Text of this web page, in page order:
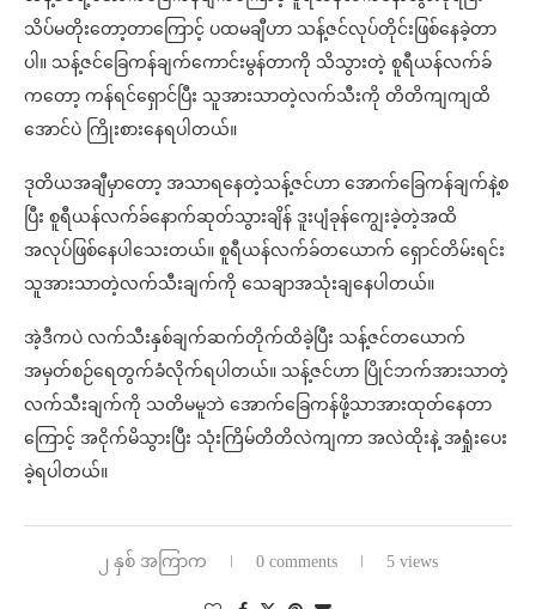
သိပ်မတိုးတော့တာကြောင့် ပထမချီဟာ သန့်ဇင်လုပ်တိုင်းဖြစ်နေခဲ့တာ
ပါ။ သန့်ဇင်ခြေကန်ချက်ကောင်းမွန်တာကို သိသွားတဲ့ စူရီယန်လက်ခ်
ကတော့ ကန်ရင်ရှောင်ပြီး သူအားသာတဲ့လက်သီးကို တိတိကျကျထိ
အောင်ပဲ ကြိုးစားနေရပါတယ်။
ဒုတိယအချီမှာတော့ အသာရနေတဲ့သန့်ဇင်ဟာ အောက်ခြေကန်ချက်နဲ့စ
ပြီး စူရီယန်လက်ခ်နောက်ဆုတ်သွားချိန် ဒူးပျံခုန်ကျွေးခဲ့တဲ့အထိ
အလုပ်ဖြစ်နေပါသေးတယ်။ စူရီယန်လက်ခ်တယောက် ရှောင်တိမ်းရင်း
သူအားသာတဲ့လက်သီးချက်ကို သေချာအသုံးချနေပါတယ်။
အဲ့ဒီကပဲ လက်သီးနှစ်ချက်ဆက်တိုက်ထိခဲ့ပြီး သန့်ဇင်တယောက်
အမှတ်စဉ်ရေတွက်ခံလိုက်ရပါတယ်။ သန့်ဇင်ဟာ ပြိုင်ဘက်အားသာတဲ့
လက်သီးချက်ကို သတိမမူဘဲ အောက်ခြေကန်ဖို့သာအားထုတ်နေတာ
ကြောင့် အငိုက်မိသွားပြီး သုံးကြိမ်တိတိလဲကျကာ အလဲထိုးနဲ့ အရှုံးပေး
ခဲ့ရပါတယ်။
၂ နှစ် အကြာက 0 comments 5 views